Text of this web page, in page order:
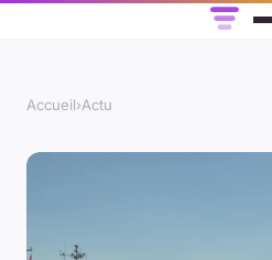
Accueil›Actu